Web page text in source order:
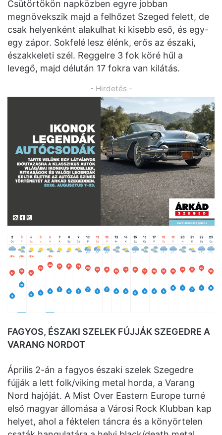
Csütörtökön napközben egyre jobban
megnövekszik majd a felhőzet Szeged felett, de
csak helyenként alakulhat ki kisebb eső, és egy-
egy zápor. Sokfelé lesz élénk, erős az északi,
északkeleti szél. Reggelre 3 fok köré hűl a
levegő, majd délután 17 fokra van kilátás.
- Hirdetés -
FAGYOS, ÉSZAKI SZELEK FÚJJÁK SZEGEDRE A
VARANG NORDOT
Április 2-án a fagyos északi szelek Szegedre
fújják a lett folk/viking metal horda, a Varang
Nord hajóját. A Mist Over Eastern Europe turné
első magyar állomása a Városi Rock Klubban kap
helyet, ahol a féktelen táncra és a könyörtelen